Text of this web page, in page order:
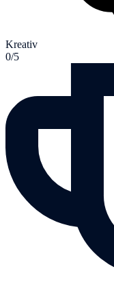
Kreativ
0/5